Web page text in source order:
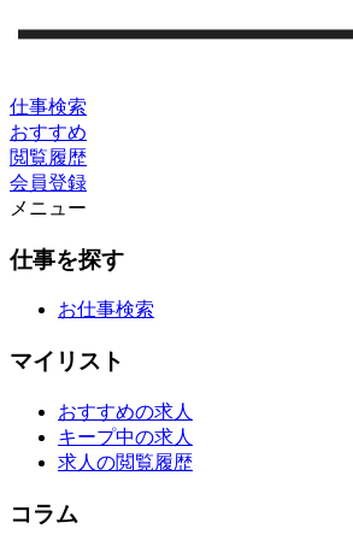
仕事検索
おすすめ
閲覧履歴
会員登録
メニュー
仕事を探す
お仕事検索
マイリスト
おすすめの求人
キープ中の求人
求人の閲覧履歴
コラム